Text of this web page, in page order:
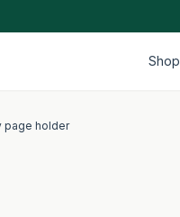
Shop
page holder